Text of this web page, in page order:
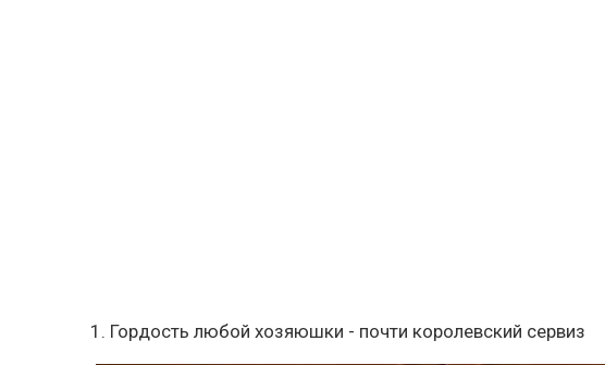
1. Гордость любой хозяюшки - почти королевский сервиз